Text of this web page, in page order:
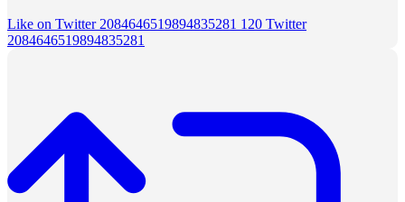
Like on Twitter 2084646519894835281 120 Twitter
2084646519894835281